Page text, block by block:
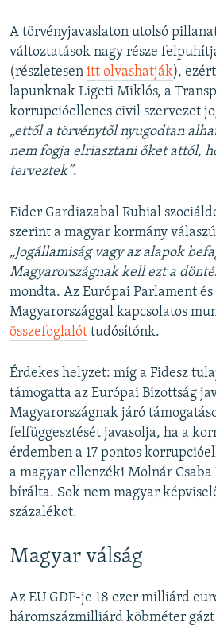
A törvényjavaslaton utolsó
változtatások nagy része
(részletesen itt olvashatják),
lapunknak Ligeti Miklós, a
korrupcióellenes civil szervezet
„ettől a törvénytől nyugodtan
nem fogja elriasztani őket attól,
terveztek”.
Eider Gardiazabal Rubial
szerint a magyar kormány
„Jogállamiság vagy az alapok
Magyarországnak kell ezt a
mondta. Az Európai Parlament
Magyarországgal kapcsolatos
összefoglalót tudósítónk.
Érdekes helyzet: míg a Fidesz
támogatta az Európai Bizottság
Magyarországnak járó
felfüggesztését javasolja, ha a
érdemben a 17 pontos
a magyar ellenzéki Molnár Csaba
bírálta. Sok nem magyar
százalékot.
Magyar válság
Az EU GDP-je 18 ezer milliárd
háromszázmilliárd köbméter